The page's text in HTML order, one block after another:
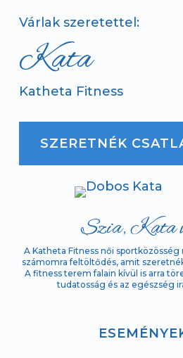
Várlak szeretettel:
Kata
Katheta Fitness
SZERETNÉK
Szia, Kata
A Katheta Fitness női
számomra feltöltődés, amit
A fitness terem falain kívül is arra
tudatosság és az egészség